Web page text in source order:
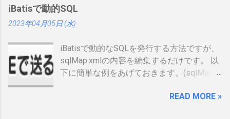
https://www.ipa.go.jp/siensi/toberiss/index.
html ※生年月日の部分だけ加工しました。
※登録番号は、公開番号なので大丈夫で
す。 ※名前は、私の場合隠しても意味がな
いです 裏 「登録削除されたときは、この登
録証を返納すること」の記載が気になりま
した。維持していくのに結構な金額がかか
るので、講習等でお金を払うタイミング
せんでした。 現状では、Android端末はHTC
からしか発売出ていません。従ってサムソ
大きな進展でデバイスの幅も広がるので大
注目をしています。 以下、おさらいとし
て、動画、資料等集めてみました。
iBatisで動的SQL
2023年04月05日 (水)
iBatisで動的なSQLを発行する方法ですが、
sqlMap.xmlの内容を編集するだけです。 以
下に簡単な例をあげておきます。(sqlMap内
id=”getUser2″ resultMap=”resultUser”>
READ MORE »